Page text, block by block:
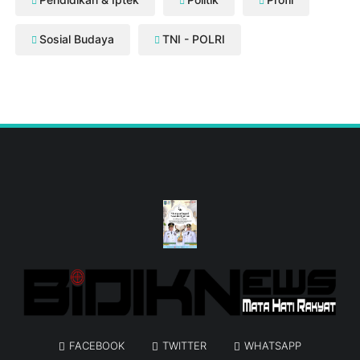
Sosial Budaya TNI - POLRI
FACEBOOK TWITTER
WHATSAPP